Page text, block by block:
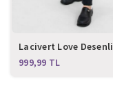
Lacivert Love Desenli
Likralı Alt Üst Takım
TL